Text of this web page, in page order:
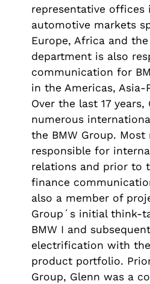
representative offices
automotive markets
Europe, Africa and
department is also
communication for
in the Americas,
Over the last 17 years,
numerous
the BMW Group.
responsible for
relations and prior to
finance
also a member of
Group´s initial think-
BMW I and
electrification with
product portfolio.
Group, Glenn was a